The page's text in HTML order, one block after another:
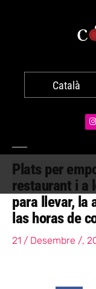
Català
Plats per
restaurant i a
para llevar, la
las horas de
21 / Desembre /,